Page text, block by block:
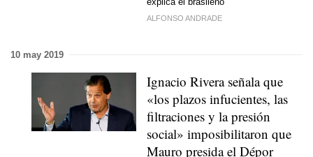
ALFONSO ANDRADE
10 may 2019
Ignacio Rivera señala que
«los plazos infucientes, las
filtraciones y la presión
social» imposibilitaron que
Mauro presida el Dépor